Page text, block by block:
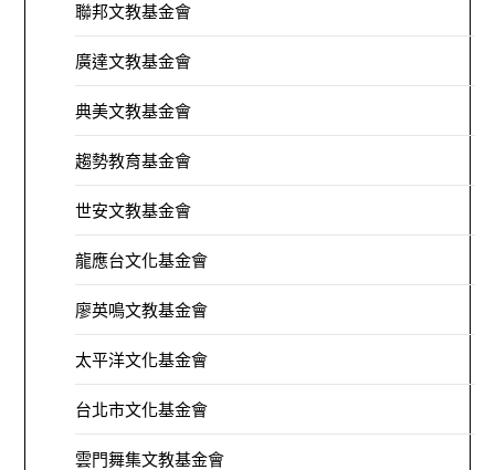
聯邦文教基金會
廣達文教基金會
典美文教基金會
趨勢教育基金會
世安文教基金會
龍應台文化基金會
廖英鳴文教基金會
太平洋文化基金會
台北市文化基金會
雲門舞集文教基金會